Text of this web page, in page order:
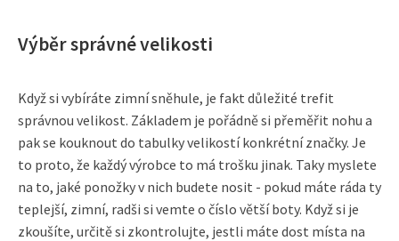
Výběr správné velikosti
Když si vybíráte zimní sněhule, je fakt důležité trefit
správnou velikost. Základem je pořádně si přeměřit nohu a
pak se kouknout do tabulky velikostí konkrétní značky. Je
to proto, že každý výrobce to má trošku jinak. Taky myslete
na to, jaké ponožky v nich budete nosit - pokud máte ráda ty
teplejší, zimní, radši si vemte o číslo větší boty. Když si je
zkoušíte, určitě si zkontrolujte, jestli máte dost místa na